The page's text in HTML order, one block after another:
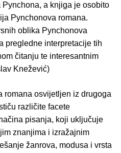
a knjiga je osobito
Pynchonova romana.
oblika Pynchonova
pregledne interpretacije tih
čitanju te interesantnim
Knežević)
romana osvijetljen iz drugoga
različite facete
pisanja, koji uključuje
znanjima i izražajnim
žanrova, modusa i vrsta